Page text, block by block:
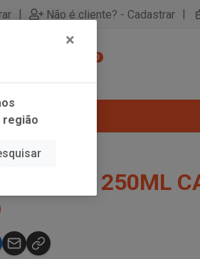
| Não é cliente? - Cadastrar |
0
LARANJA 250ML
×
região